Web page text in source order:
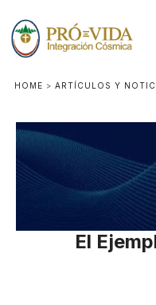
HOME > ARTÍCULOS Y
El